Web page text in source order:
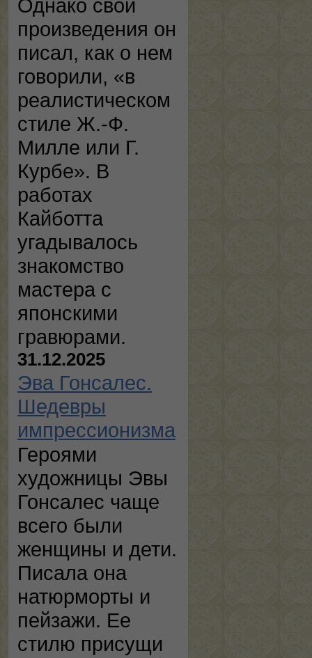
Однако свои
произведения он
писал, как о нем
говорили, «в
реалистическом
стиле Ж.-Ф.
Милле или Г.
Курбе». В
работах
Кайботта
угадывалось
знакомство
мастера с
японскими
гравюрами.
31.12.2025
Эва Гонсалес.
Шедевры
импрессионизма
Героями
художницы Эвы
Гонсалес чаще
всего были
женщины и дети.
Писала она
натюрморты и
пейзажи. Ее
стилю присущи